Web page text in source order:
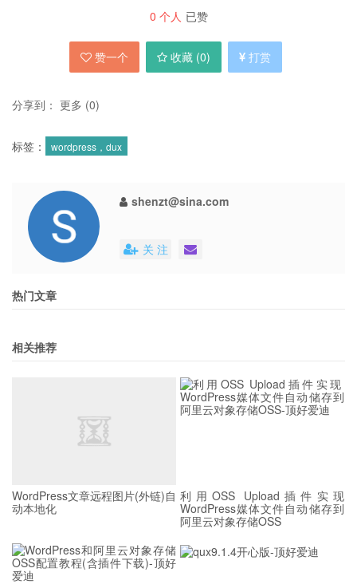
0 个人 已赞
赞一个 收藏 (0) 打赏
分享到： 更多 (0)
标签： wordpress，dux
shenzt@sina.com
关 注
热门文章
相关推荐
WordPress文章远程图片(外链)自
动本地化
利用OSS Upload插件实现
WordPress媒体文件自动储存到
阿里云对象存储OSS